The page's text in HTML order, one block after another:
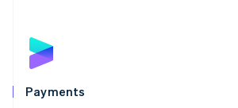
Payments
Polonia
English
Português